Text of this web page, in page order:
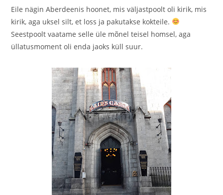
Eile nägin Aberdeenis hoonet, mis väljastpoolt oli kirik, mis
kirik, aga uksel silt, et loss ja pakutakse kokteile.
Seestpoolt vaatame selle üle mõnel teisel homsel, aga
üllatusmoment oli enda jaoks küll suur.